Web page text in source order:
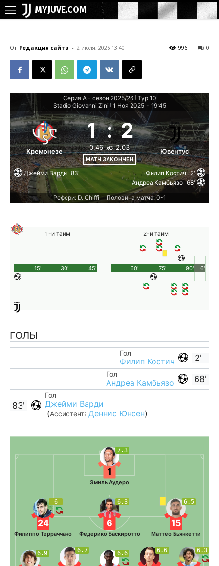
MYJUVE.COM
От Редакция сайта - 2 июля, 2025 13:40 0
996
Серия А - сезон 2025/26
Тур 10
Stadio Giovanni Zini
1 Ноя 2025 - 19:45
Кремонезе
1 : 2
0.46 xG 2.03
МАТЧ ЗАКОНЧЕН
Ювентус
Джейми Варди 83' Филип Костич 2'
Андреа Камбьязо 68'
Рефери: D. Chiffi | Половина матча: 0-1
1-й тайм
45'
15' 30'
2-й тайм
90'
60' 75' 6'
ГОЛЫ
2'
Гол
Филип Костич
68'
Гол
Андреа Камбьязо
Гол
Джейми Варди
(Ассистент: Деннис Юнсен)
83'
7.3
1
Эмиль Аудеро
6.5
15
Маттео Бьянкетти
6.3
6
Федерико Баскиротто
6
24
Филиппо Терраччано
6.3
6.6
6.6
6.7
6.9